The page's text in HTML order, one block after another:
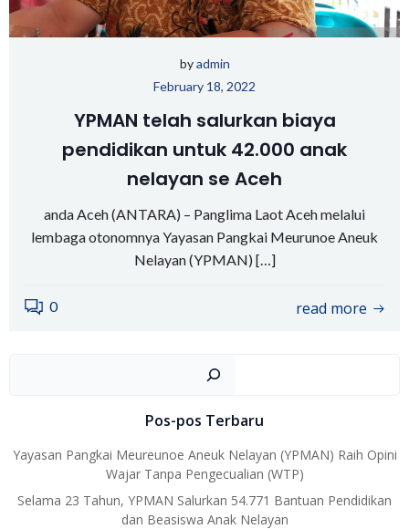
byadmin
February 18, 2022
YPMAN telah salurkan biaya
pendidikan untuk 42.000 anak
nelayan se Aceh
anda Aceh (ANTARA) – Panglima Laot Aceh melalui
lembaga otonomnya Yayasan Pangkai Meurunoe Aneuk
Nelayan (YPMAN) […]
0 read more
Pos-pos Terbaru
Yayasan Pangkai Meureunoe Aneuk Nelayan (YPMAN) Raih Opini
Wajar Tanpa Pengecualian (WTP)
Selama 23 Tahun, YPMAN Salurkan 54.771 Bantuan Pendidikan
dan Beasiswa Anak Nelayan